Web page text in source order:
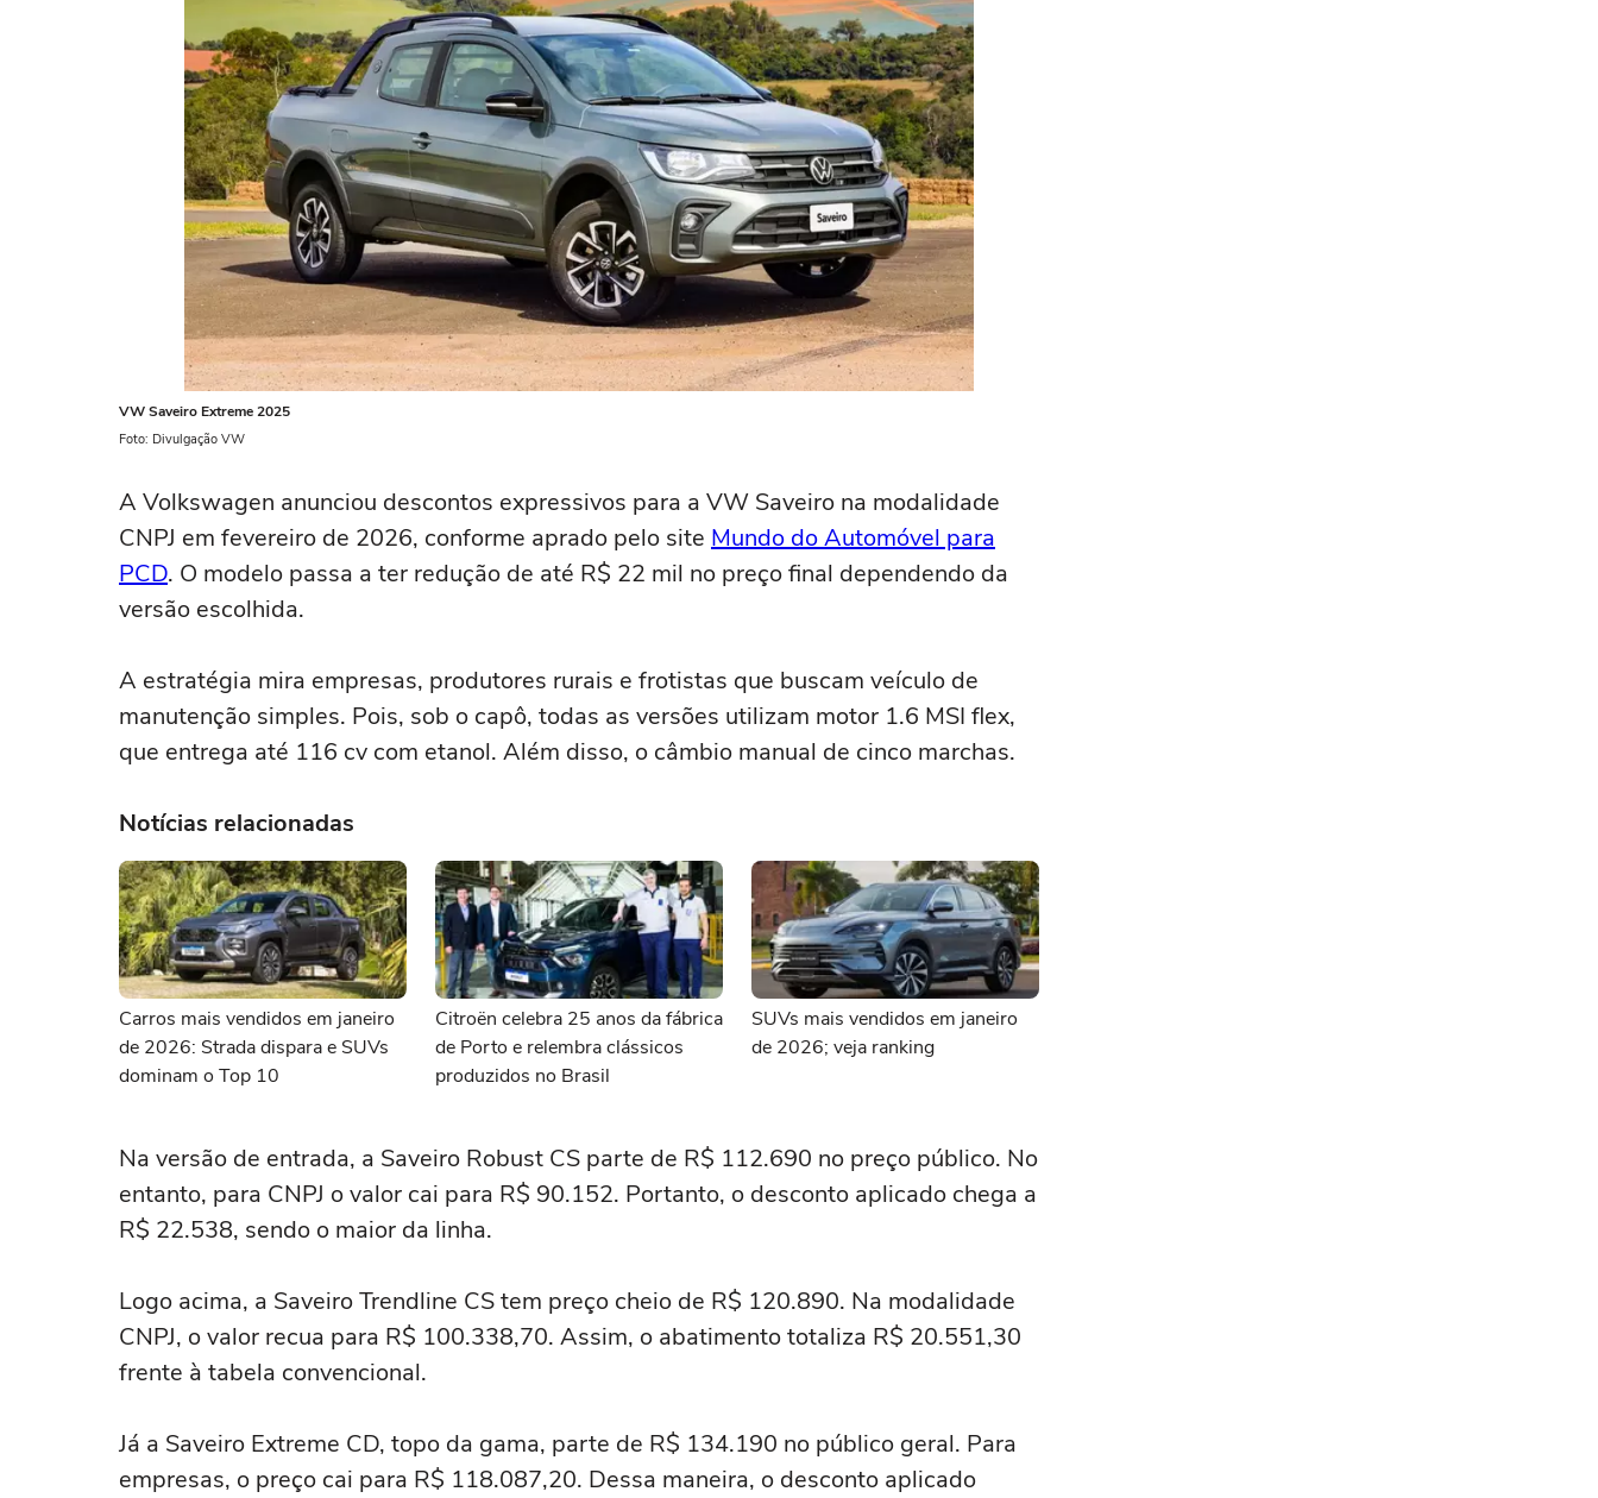
VW Saveiro Extreme 2025
Foto: Divulgação VW
A Volkswagen anunciou descontos expressivos para a VW Saveiro na modalidade
CNPJ em fevereiro de 2026, conforme aprado pelo site Mundo do Automóvel para
PCD. O modelo passa a ter redução de até R$ 22 mil no preço final dependendo da
versão escolhida.
A estratégia mira empresas, produtores rurais e frotistas que buscam veículo de
manutenção simples. Pois, sob o capô, todas as versões utilizam motor 1.6 MSI flex,
que entrega até 116 cv com etanol. Além disso, o câmbio manual de cinco marchas.
Notícias relacionadas
Carros mais vendidos em janeiro
de 2026: Strada dispara e SUVs
dominam o Top 10
Citroën celebra 25 anos da fábrica
de Porto e relembra clássicos
produzidos no Brasil
SUVs mais vendidos em janeiro
de 2026; veja ranking
Na versão de entrada, a Saveiro Robust CS parte de R$ 112.690 no preço público. No
entanto, para CNPJ o valor cai para R$ 90.152. Portanto, o desconto aplicado chega a
R$ 22.538, sendo o maior da linha.
Logo acima, a Saveiro Trendline CS tem preço cheio de R$ 120.890. Na modalidade
CNPJ, o valor recua para R$ 100.338,70. Assim, o abatimento totaliza R$ 20.551,30
frente à tabela convencional.
Já a Saveiro Extreme CD, topo da gama, parte de R$ 134.190 no público geral. Para
empresas, o preço cai para R$ 118.087,20. Dessa maneira, o desconto aplicado